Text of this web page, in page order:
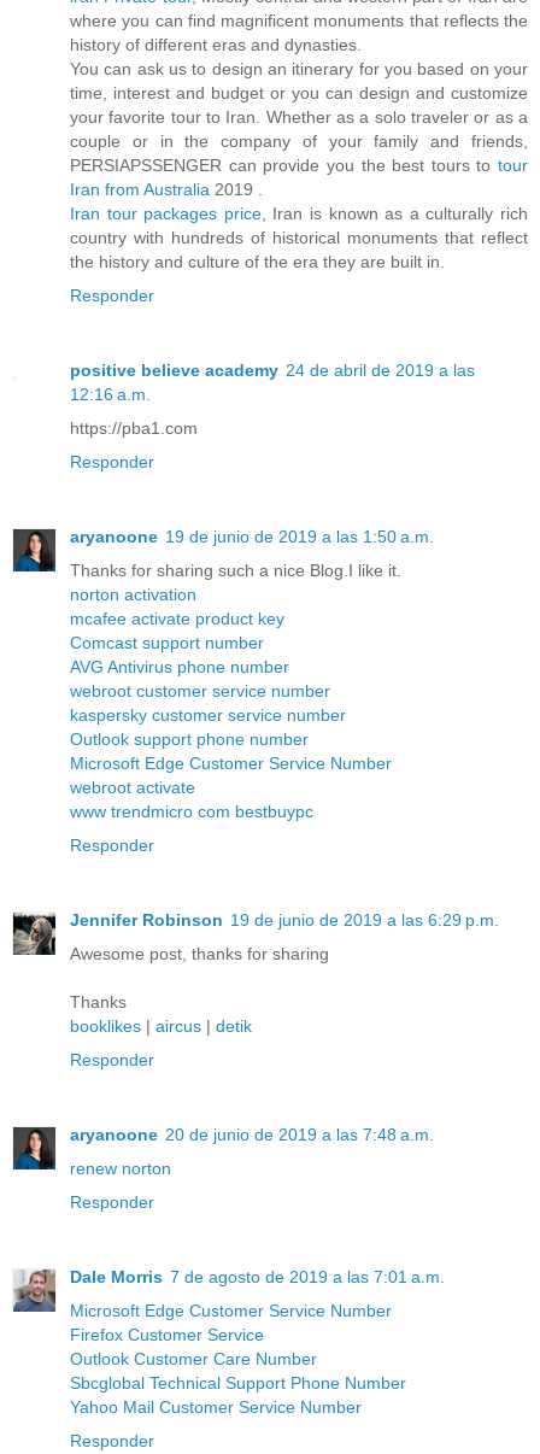
where you can find magnificent monuments that reflects the
history of different eras and dynasties.
You can ask us to design an itinerary for you based on your
time, interest and budget or you can design and customize
your favorite tour to Iran. Whether as a solo traveler or as a
couple or in the company of your family and friends,
PERSIAPSSENGER can provide you the best tours to tour
Iran from Australia 2019 .
Iran tour packages price, Iran is known as a culturally rich
country with hundreds of historical monuments that reflect
the history and culture of the era they are built in.
Responder
positive believe academy 24 de abril de 2019 a las
12:16 a.m.
https://pba1.com
Responder
aryanoone 19 de junio de 2019 a las 1:50 a.m.
Thanks for sharing such a nice Blog.I like it.
norton activation
mcafee activate product key
Comcast support number
AVG Antivirus phone number
webroot customer service number
kaspersky customer service number
Outlook support phone number
Microsoft Edge Customer Service Number
webroot activate
www trendmicro com bestbuypc
Responder
Jennifer Robinson 19 de junio de 2019 a las 6:29 p.m.
Awesome post, thanks for sharing
Thanks
booklikes | aircus | detik
Responder
aryanoone 20 de junio de 2019 a las 7:48 a.m.
renew norton
Responder
Dale Morris 7 de agosto de 2019 a las 7:01 a.m.
Microsoft Edge Customer Service Number
Firefox Customer Service
Outlook Customer Care Number
Sbcglobal Technical Support Phone Number
Yahoo Mail Customer Service Number
Responder